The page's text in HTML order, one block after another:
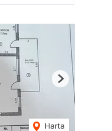
Harta
Next